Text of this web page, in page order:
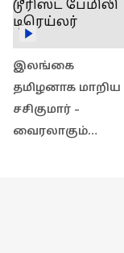
இலங்கை
தமிழனாக மாறிய
சசிகுமார் -
வைரலாகும்